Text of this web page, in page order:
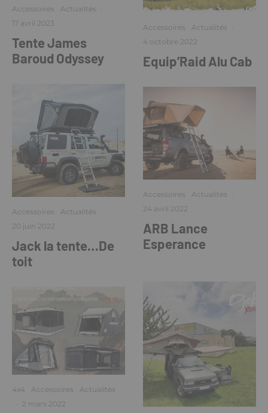
Accessoires Actualités ·
17 avril 2023
Tente James
Baroud Odyssey
Accessoires Actualités ·
20 juin 2022
Jack la tente…De
toit
4x4 Accessoires
Actualités
· 2 mars 2022
Accessoires Actualités ·
4 octobre 2022
Equip’Raid Alu Cab
Accessoires Actualités ·
24 avril 2022
ARB Lance
Esperance